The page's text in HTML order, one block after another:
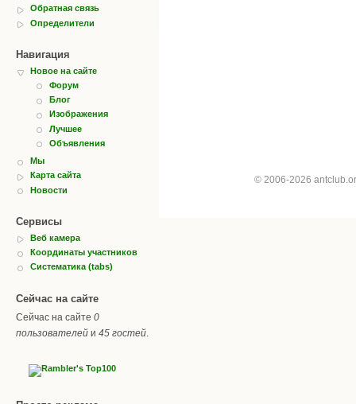
Обратная связь
Определители
Навигация
Новое на сайте
Форум
Блог
Изображения
Лучшее
Объявления
Мы
Карта сайта
Новости
Сервисы
Веб камера
Координаты участников
Систематика (tabs)
Сейчас на сайте
Сейчас на сайте 0
пользователей и 45 гостей
© 2006-2026